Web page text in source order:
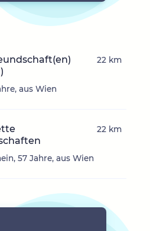
aus Wien
22 km
57 Jahre, aus Wien
22 km